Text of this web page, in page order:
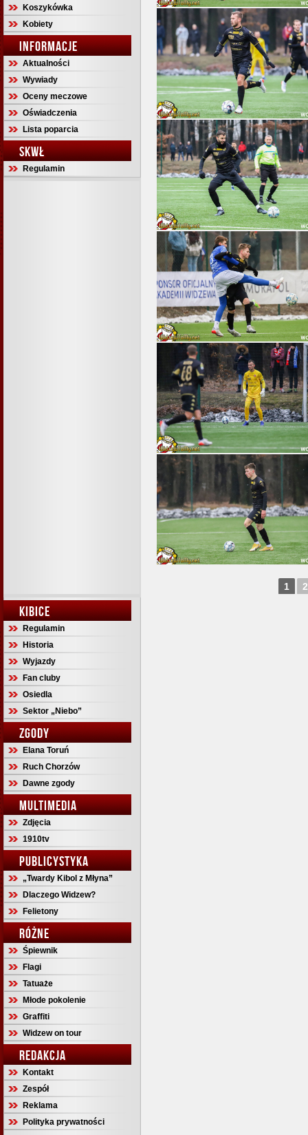
Koszykówka
Kobiety
INFORMACJE
Aktualności
Wywiady
Oceny meczowe
Oświadczenia
Lista poparcia
SKWŁ
Regulamin
KIBICE
Regulamin
Historia
Wyjazdy
Fan cluby
Osiedla
Sektor „Niebo”
ZGODY
Elana Toruń
Ruch Chorzów
Dawne zgody
MULTIMEDIA
Zdjęcia
1910tv
PUBLICYSTYKA
„Twardy Kibol z Młyna”
Dlaczego Widzew?
Felietony
RÓŻNE
Śpiewnik
Flagi
Tatuaże
Młode pokolenie
Graffiti
Widzew on tour
REDAKCJA
Kontakt
Zespół
Reklama
Polityka prywatności
1 2